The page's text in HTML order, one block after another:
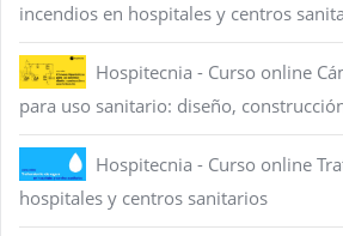
incendios en hospitales y centros
Hospitecnia - Curso online
para uso sanitario: diseño,
Hospitecnia - Curso online
hospitales y centros sanitarios